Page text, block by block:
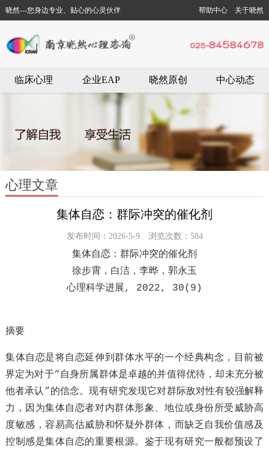
帮助中心 关于晓然
晓然---您身边专业、贴心的心灵伙伴
临床心理 企业EAP 晓然原创 中心动态
心理文章
集体自恋：群际冲突的催化剂
发布时间：2026-5-9 浏览次数：584
集体自恋：群际冲突的催化剂
徐步霄，白洁，李晔，郭永玉
心理科学进展, 2022, 30(9)
摘要
集体自恋是将自恋延伸到群体水平的一个经典构念，目前被
界定为对于“自身所属群体是卓越的并值得优待，却未充分被
他者承认”的信念。现有研究发现它对群际敌对性有较强解释
力，因为集体自恋者对内群体形象、地位或身份所受威胁高
度敏感，容易高估威胁和怀疑外群体，而缺乏自我价值感及
控制感是集体自恋的重要根源。鉴于现有研究一般都预设了